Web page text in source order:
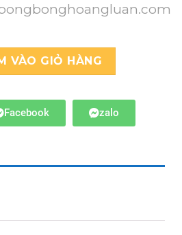
VÀO GIỎ HÀNG
Facebook zalo